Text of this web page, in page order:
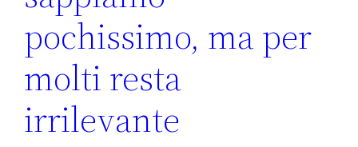
pochissimo, ma per
molti resta
irrilevante